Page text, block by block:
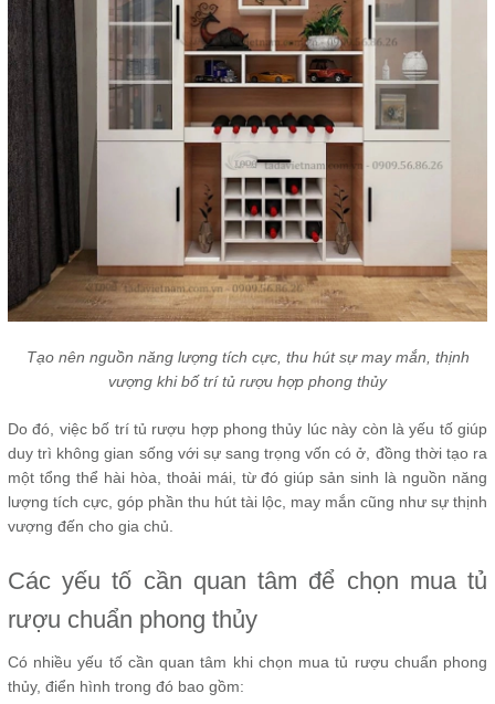
Tạo nên nguồn năng lượng tích cực, thu hút sự may mắn, thịnh
vượng khi bố trí tủ rượu hợp phong thủy
Do đó, việc bố trí tủ rượu hợp phong thủy lúc này còn là yếu tố giúp
duy trì không gian sống với sự sang trọng vốn có ở, đồng thời tạo ra
một tổng thể hài hòa, thoải mái, từ đó giúp sản sinh là nguồn năng
lượng tích cực, góp phần thu hút tài lộc, may mắn cũng như sự thịnh
vượng đến cho gia chủ.
Các yếu tố cần quan tâm để chọn mua tủ
rượu chuẩn phong thủy
Có nhiều yếu tố cần quan tâm khi chọn mua tủ rượu chuẩn phong
thủy, điển hình trong đó bao gồm: